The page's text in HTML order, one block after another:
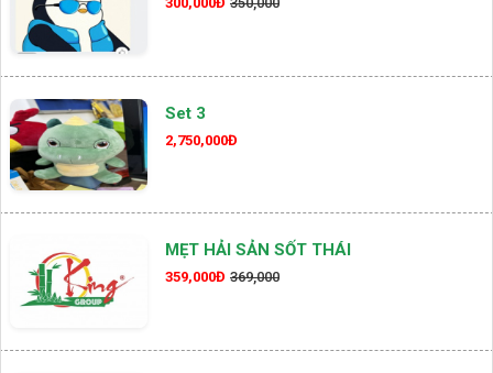
Set 3
2,750,000Đ
MẸT HẢI SẢN SỐT THÁI
359,000Đ 369,000